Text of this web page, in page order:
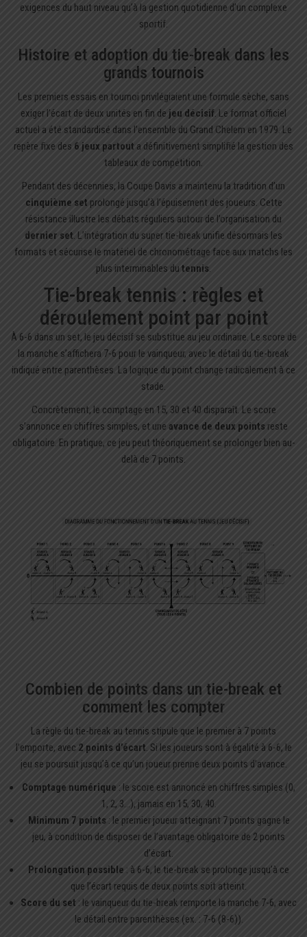
exigences du haut niveau qu’à la gestion quotidienne d’un complexe
sportif.
Histoire et adoption du tie-break dans les
grands tournois
Les premiers essais en tournoi privilégiaient une formule sèche, sans
exiger l’écart de deux unités en fin de jeu décisif. Le format officiel
actuel a été standardisé dans l’ensemble du Grand Chelem en 1979. Le
repère fixe des 6 jeux partout a définitivement simplifié la gestion des
tableaux de compétition.
Pendant des décennies, la Coupe Davis a maintenu la tradition d’un
cinquième set prolongé jusqu’à l’épuisement des joueurs. Cette
résistance illustre les débats réguliers autour de l’organisation du
dernier set. L’intégration du super tie-break unifie désormais les
formats et sécurise le matériel de chronométrage face aux matchs les
plus interminables du tennis.
Tie-break tennis : règles et
déroulement point par point
À 6-6 dans un set, le jeu décisif se substitue au jeu ordinaire. Le score de
la manche s’affichera 7-6 pour le vainqueur, avec le détail du tie-break
indiqué entre parenthèses. La logique du point change radicalement à ce
stade.
Concrètement, le comptage en 15, 30 et 40 disparaît. Le score
s’annonce en chiffres simples, et une avance de deux points reste
obligatoire. En pratique, ce jeu peut théoriquement se prolonger bien au-
delà de 7 points.
Combien de points dans un tie-break et
comment les compter
La règle du tie-break au tennis stipule que le premier à 7 points
l’emporte, avec 2 points d’écart. Si les joueurs sont à égalité à 6-6, le
jeu se poursuit jusqu’à ce qu’un joueur prenne deux points d’avance.
Comptage numérique : le score est annoncé en chiffres simples (0,
1, 2, 3…), jamais en 15, 30, 40.
Minimum 7 points : le premier joueur atteignant 7 points gagne le
jeu, à condition de disposer de l’avantage obligatoire de 2 points
d’écart.
Prolongation possible : à 6-6, le tie-break se prolonge jusqu’à ce
que l’écart requis de deux points soit atteint.
Score du set : le vainqueur du tie-break remporte la manche 7-6, avec
le détail entre parenthèses (ex. : 7-6 (8-6)).